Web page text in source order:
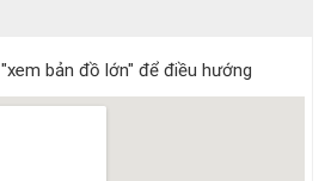
bản đồ lớn" để điều hướng